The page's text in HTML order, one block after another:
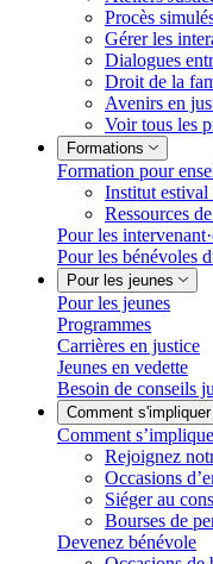
Procès
Gérer les
Dialogues
Droit de la
Avenirs en
Voir tous les
Formations
Formation pour
Institut
Ressources
Pour les
Pour les bénévoles
Pour les jeunes
Pour les jeunes
Programmes
Carrières en justice
Jeunes en vedette
Besoin de conseils
Comment s'impliquer
Comment
Rejoignez
Occasions
Siéger au
Bourses de
Devenez bénévole